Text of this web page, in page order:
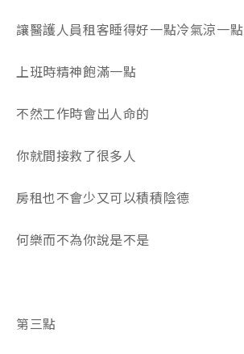
讓醫護人員租客睡得好一點冷氣涼一點
上班時精神飽滿一點
不然工作時會出人命的
你就間接救了很多人
房租也不會少又可以積積陰德
何樂而不為你說是不是
第三點